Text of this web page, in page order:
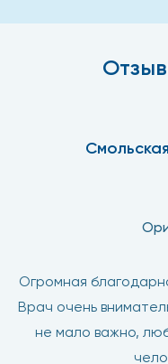
Огромная
Врач очень
не мало важно,